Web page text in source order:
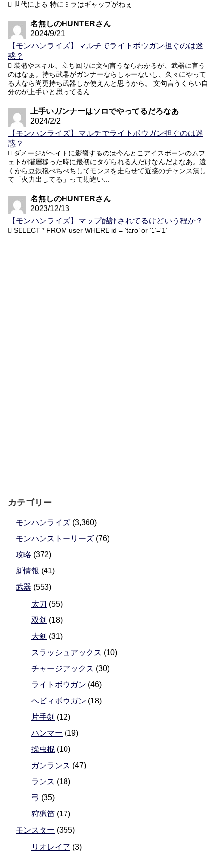
世代による 特にミラはギャップがねぇ
名無しのHUNTERさん
2024/9/21
【モンハンライズ】マルチでライトボウガン担ぐのは迷
惑？
装備やスキル、立ち回りに文句言うならわかるが、武器に言う
のはなぁ。持ち武器がガンナーならしゃーないし、久々にやって
る人なら尚更持ち武器しか使えんと思うから。 文句言うくらい自
分のが上手いと思ってるん...
上手いガンナーはソロでやってるだろなあ
2024/2/2
【モンハンライズ】マルチでライトボウガン担ぐのは迷
惑？
ダメージがヘイトに影響するのは今んとこアイスボーンのムフ
ェトが階層移った時に最初にタゲられる人だけなんだよなあ。遠
くから豆鉄砲ぺちぺちしてモンスを走らせて近接のチャンス潰し
て「火力出してる」って勘違い...
名無しのHUNTERさん
2023/12/13
【モンハンライズ】マップ酷評されてるけどいう程か？
SELECT * FROM user WHERE id = ‘taro’ or ‘1’=‘1’
カテゴリー
モンハンライズ (3,360)
モンハンストーリーズ (76)
攻略 (372)
新情報 (41)
武器 (553)
太刀 (55)
双剣 (18)
大剣 (31)
スラッシュアックス (10)
チャージアックス (30)
ライトボウガン (46)
ヘビィボウガン (18)
片手剣 (12)
ハンマー (19)
操虫棍 (10)
ガンランス (47)
ランス (18)
弓 (35)
狩猟笛 (17)
モンスター (355)
リオレイア (3)